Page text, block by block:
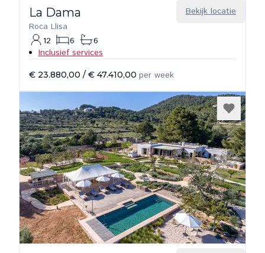
Bekijk locatie
La Dama
Roca Llisa
12
6
6
Inclusief services
€ 23.880,00 / € 47.410,00 per week